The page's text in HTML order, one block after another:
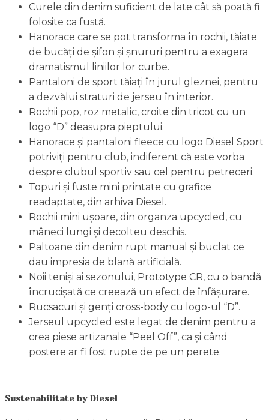
Curele din denim suficient de late cât să poată fi
folosite ca fustă.
Hanorace care se pot transforma în rochii, tăiate
de bucăţi de şifon şi şnururi pentru a exagera
dramatismul liniilor lor curbe.
Pantaloni de sport tăiaţi în jurul gleznei, pentru
a dezvălui straturi de jerseu în interior.
Rochii pop, roz metalic, croite din tricot cu un
logo “D” deasupra pieptului.
Hanorace şi pantaloni fleece cu logo Diesel Sport
potriviți pentru club, indiferent că este vorba
despre clubul sportiv sau cel pentru petreceri.
Topuri şi fuste mini printate cu grafice
readaptate, din arhiva Diesel.
Rochii mini uşoare, din organza upcycled, cu
mâneci lungi şi decolteu deschis.
Paltoane din denim rupt manual și buclat ce
dau impresia de blană artificială.
Noii tenişi ai sezonului, Prototype CR, cu o bandă
încrucişată ce creează un efect de înfăşurare.
Rucsacuri şi genţi cross-body cu logo-ul “D”.
Jerseul upcycled este legat de denim pentru a
crea piese artizanale “Peel Off”, ca şi când
postere ar fi fost rupte de pe un perete.
Sustenabilitate by Diesel